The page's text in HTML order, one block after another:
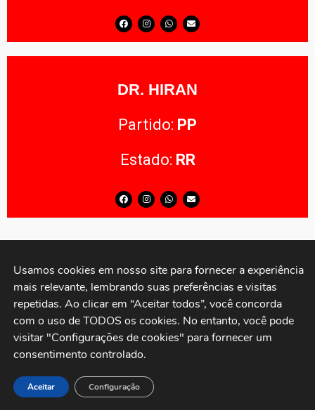
DR. HIRAN
Partido: PP
Estado: RR
TEREZA CRISTINA
Partido: PP
Estado:MS
Usamos cookies em nosso site para fornecer a experiência
mais relevante, lembrando suas preferências e visitas
repetidas. Ao clicar em “Aceitar todos”, você concorda
com o uso de TODOS os cookies. No entanto, você pode
visitar "Configurações de cookies" para fornecer um
consentimento controlado.
Aceitar Configuração